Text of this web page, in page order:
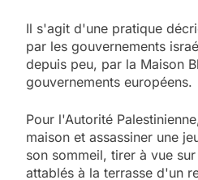
Il s'agit d'une pratique
par les gouvernements
depuis peu, par la Maison
gouvernements européens.
Pour l'Autorité
maison et assassiner une
son sommeil, tirer à vue
attablés à la terrasse d'un